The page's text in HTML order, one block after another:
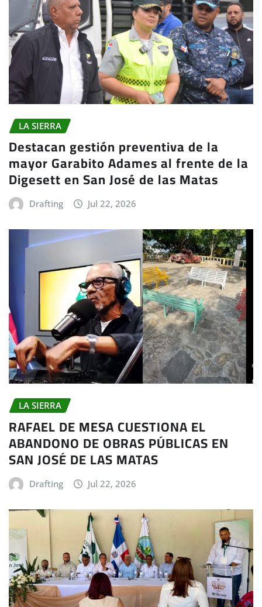
LA SIERRA
Destacan gestión preventiva de la
mayor Garabito Adames al frente de la
Digesett en San José de las Matas
Drafting Jul 22, 2026
LA SIERRA
RAFAEL DE MESA CUESTIONA EL
ABANDONO DE OBRAS PÚBLICAS EN
SAN JOSÉ DE LAS MATAS
Drafting Jul 22, 2026